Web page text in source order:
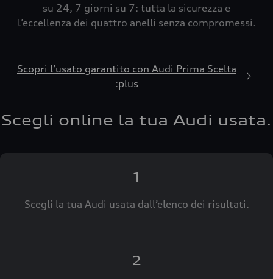
su 24, 7 giorni su 7: tutta la sicurezza e
l’eccellenza dei quattro anelli senza compromessi.
Scopri l’usato garantito con Audi Prima Scelta
:plus
Scegli online la tua Audi usata.
1
Scegli la tua Audi usata dall’elenco dei risultati.
2